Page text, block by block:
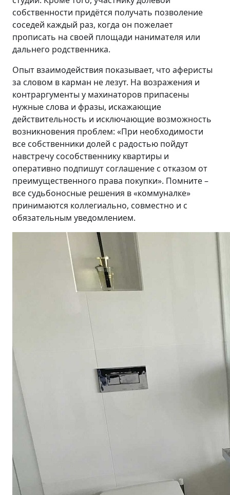
собственности придётся получать позволение
соседей каждый раз, когда он пожелает
прописать на своей площади нанимателя или
дальнего родственника.
Опыт взаимодействия показывает, что аферисты
за словом в карман не лезут. На возражения и
контраргументы у махинаторов припасены
нужные слова и фразы, искажающие
действительность и исключающие возможность
возникновения проблем: «При необходимости
все собственники долей с радостью пойдут
навстречу сособственнику квартиры и
оперативно подпишут соглашение с отказом от
преимущественного права покупки». Помните –
все судьбоносные решения в «коммуналке»
принимаются коллегиально, совместно и с
обязательным уведомлением.